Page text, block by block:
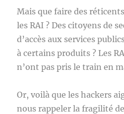
Mais que faire des
les RAI ? Des citoyens de
d’accès aux services
à certains produits ? Les
n’ont pas pris le train en
Or, voilà que les hackers
nous rappeler la fragilité